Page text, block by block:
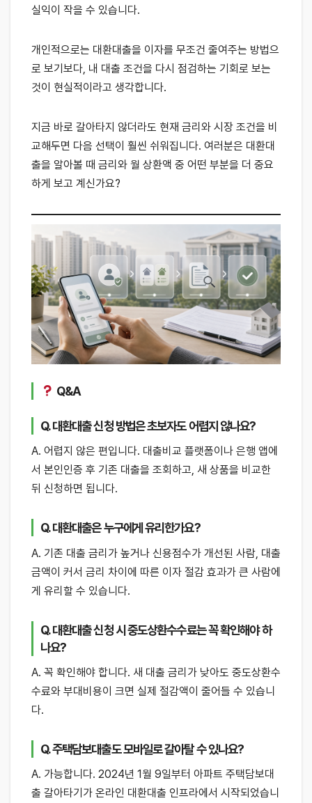
실익이 작을 수 있습니다.
개인적으로는 대환대출을 이자를 무조건 줄여주는 방법으
로 보기보다, 내 대출 조건을 다시 점검하는 기회로 보는
것이 현실적이라고 생각합니다.
지금 바로 갈아타지 않더라도 현재 금리와 시장 조건을 비
교해두면 다음 선택이 훨씬 쉬워집니다. 여러분은 대환대
출을 알아볼 때 금리와 월 상환액 중 어떤 부분을 더 중요
하게 보고 계신가요?
Q&A
Q. 대환대출 신청 방법은 초보자도 어렵지 않나요?
A. 어렵지 않은 편입니다. 대출비교 플랫폼이나 은행 앱에
서 본인인증 후 기존 대출을 조회하고, 새 상품을 비교한
뒤 신청하면 됩니다.
Q. 대환대출은 누구에게 유리한가요?
A. 기존 대출 금리가 높거나 신용점수가 개선된 사람, 대출
금액이 커서 금리 차이에 따른 이자 절감 효과가 큰 사람에
게 유리할 수 있습니다.
Q. 대환대출 신청 시 중도상환수수료는 꼭 확인해야 하
나요?
A. 꼭 확인해야 합니다. 새 대출 금리가 낮아도 중도상환수
수료와 부대비용이 크면 실제 절감액이 줄어들 수 있습니
다.
Q. 주택담보대출도 모바일로 갈아탈 수 있나요?
A. 가능합니다. 2024년 1월 9일부터 아파트 주택담보대
출 갈아타기가 온라인 대환대출 인프라에서 시작되었습니